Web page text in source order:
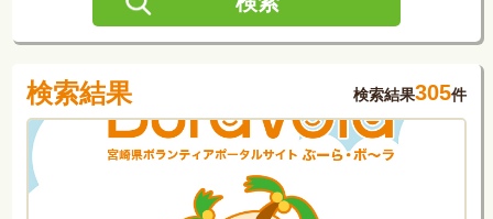
検索結果 検索結果305件